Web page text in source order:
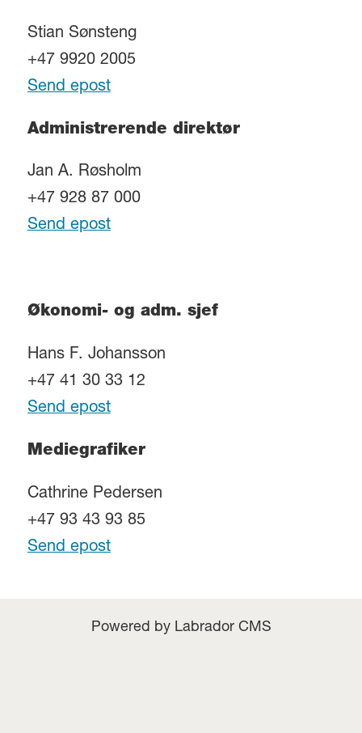
Stian Sønsteng
+47 9920 2005
Send epost
Administrerende direktør
Jan A. Røsholm
+47 928 87 000
Send epost
Økonomi- og adm. sjef
Hans F. Johansson
+47 41 30 33 12
Send epost
Mediegrafiker
Cathrine Pedersen
+47 93 43 93 85
Send epost
Powered by Labrador CMS